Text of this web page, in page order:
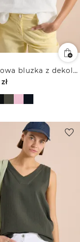
Muślinowa bluzka z dekoltem w szpic
zł